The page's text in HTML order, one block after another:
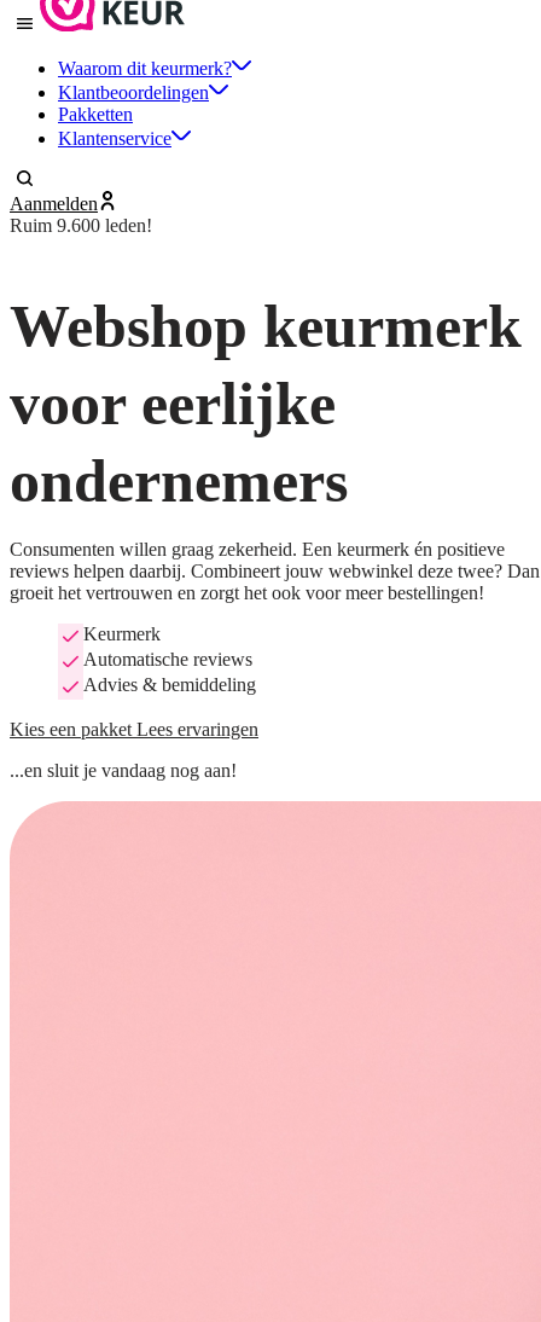
Waarom dit keurmerk?
Klantbeoordelingen
Pakketten
Klantenservice
Aanmelden
Ruim 9.600 leden!
Webshop keurmerk
voor eerlijke
ondernemers
Consumenten willen graag zekerheid. Een keurmerk én positieve
reviews helpen daarbij. Combineert jouw webwinkel deze twee? Dan
groeit het vertrouwen en zorgt het ook voor meer bestellingen!
Keurmerk
Automatische reviews
Advies & bemiddeling
Kies een pakket Lees ervaringen
...en sluit je vandaag nog aan!